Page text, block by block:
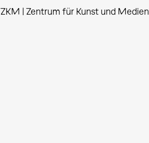
ZKM | Zentrum für Kunst und Medien